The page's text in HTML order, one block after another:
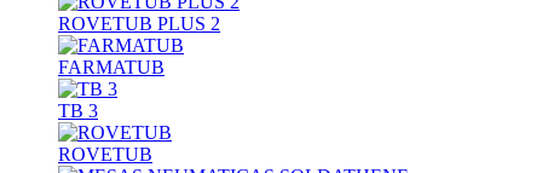
ROVETUB PLUS 2
FARMATUB
TB 3
ROVETUB